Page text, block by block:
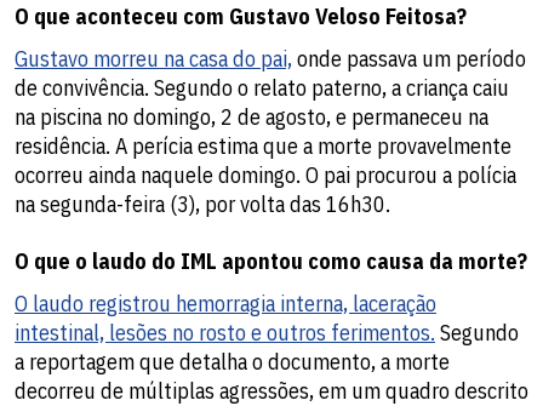
O que aconteceu com Gustavo Veloso Feitosa?
Gustavo morreu na casa do pai,onde passava um período
de convivência. Segundo o relato paterno, a criança caiu
na piscina no domingo, 2 de agosto, e permaneceu na
residência. A perícia estima que a morte provavelmente
ocorreu ainda naquele domingo. O pai procurou a polícia
na segunda-feira (3), por volta das 16h30.
O que o laudo do IML apontou como causa da morte?
O laudo registrou hemorragia interna, laceração
intestinal, lesões no rosto e outros ferimentos. Segundo
a reportagem que detalha o documento, a morte
decorreu de múltiplas agressões, em um quadro descrito